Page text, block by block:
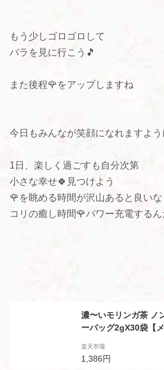
もう少しゴロゴロして
バラを見に行こう🎵
また後程🌹をアップしますね
今日もみんなが笑顔になれますよう
1日、楽しく過ごすも自分次第
小さな幸せ🍀見つけよう
🌹を眺める時間が沢山あると良いな
コリの癒し時間🌹パワー充電する
濃〜いモリンガ茶 ノ
ーバッグ2gX30袋【
楽天市場
1,386円